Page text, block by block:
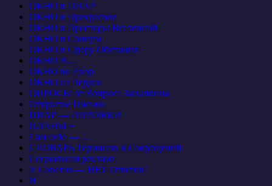
ОКНО в ПИАР
ОКНО в Прекрасное
ОКНО в Просторы Вселенной
ОКНО в Социум
ОКНО в Сферу Обитания
ОКНО В…
ОКНО во Двор
ОКНО на Чердак
ОПРОСЫ от Вопроса Засыпкина
Открытое Письмо
ПИАР — ПИРОЖКИ
ПЛАНЫ +
Сам себе — …
СЛОВАРЬ Терминов и Сокращений
Социальная реклама
У Советов — НЕТ Ответов!
Я